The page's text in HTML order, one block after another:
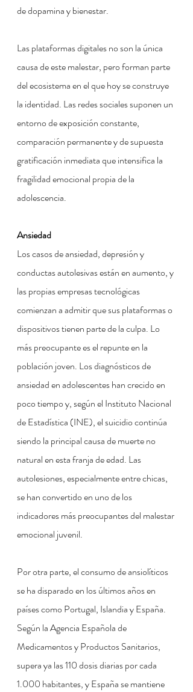
de dopamina y bienestar.
Las plataformas digitales no son la única
causa de este malestar, pero forman parte
del ecosistema en el que hoy se construye
la identidad. Las redes sociales suponen un
entorno de exposición constante,
comparación permanente y de supuesta
gratificación inmediata que intensifica la
fragilidad emocional propia de la
adolescencia.
Ansiedad
Los casos de ansiedad, depresión y
conductas autolesivas están en aumento, y
las propias empresas tecnológicas
comienzan a admitir que sus plataformas o
dispositivos tienen parte de la culpa. Lo
más preocupante es el repunte en la
población joven. Los diagnósticos de
ansiedad en adolescentes han crecido en
poco tiempo y, según el Instituto Nacional
de Estadística (INE), el suicidio continúa
siendo la principal causa de muerte no
natural en esta franja de edad. Las
autolesiones, especialmente entre chicas,
se han convertido en uno de los
indicadores más preocupantes del malestar
emocional juvenil.
Por otra parte, el consumo de ansiolíticos
se ha disparado en los últimos años en
países como Portugal, Islandia y España.
Según la Agencia Española de
Medicamentos y Productos Sanitarios,
supera ya las 110 dosis diarias por cada
1.000 habitantes, y España se mantiene